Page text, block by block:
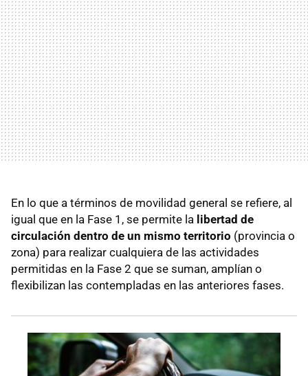
En lo que a términos de movilidad general se refiere, al
igual que en la Fase 1, se permite la libertad de
circulación dentro de un mismo territorio (provincia o
zona) para realizar cualquiera de las actividades
permitidas en la Fase 2 que se suman, amplían o
flexibilizan las contempladas en las anteriores fases.